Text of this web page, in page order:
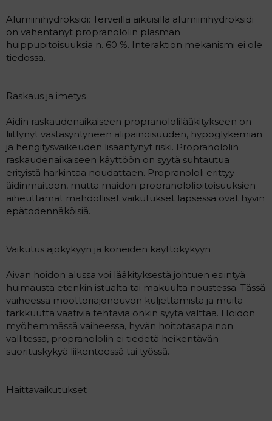
Alumiinihydroksidi: Terveillä aikuisilla alumiinihydroksidi
on vähentänyt propranololin plasman
huippupitoisuuksia n. 60 %. Interaktion mekanismi ei ole
tiedossa.
Raskaus ja imetys
Äidin raskaudenaikaiseen propranololilääkitykseen on
liittynyt vastasyntyneen alipainoisuuden, hypoglykemian
ja hengitysvaikeuden lisääntynyt riski. Propranololin
raskaudenaikaiseen käyttöön on syytä suhtautua
erityistä harkintaa noudattaen. Propranololi erittyy
äidinmaitoon, mutta maidon propranololipitoisuuksien
aiheuttamat mahdolliset vaikutukset lapsessa ovat hyvin
epätodennäköisiä.
Vaikutus ajokykyyn ja koneiden käyttökykyyn
Aivan hoidon alussa voi lääkityksestä johtuen esiintyä
huimausta etenkin istualta tai makuulta noustessa. Tässä
vaiheessa moottoriajoneuvon kuljettamista ja muita
tarkkuutta vaativia tehtäviä onkin syytä välttää. Hoidon
myöhemmässä vaiheessa, hyvän hoitotasapainon
vallitessa, propranololin ei tiedetä heikentävän
suorituskykyä liikenteessä tai työssä.
Haittavaikutukset